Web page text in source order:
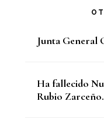
Junta General
Ha fallecido
Rubio Zarceño.